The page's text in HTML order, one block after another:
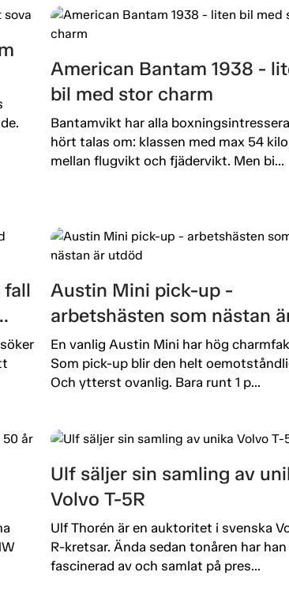
American Bantam 1938 -
bil med stor charm
Bantamvikt har alla
hört talas om: klassen med max 54
mellan flugvikt och fjädervikt. Men bi...
fall
Austin Mini pick-up -
arbetshästen som nästan
utdöd
En vanlig Austin Mini har hög
Som pick-up blir den helt
Och ytterst ovanlig. Bara runt 1 p...
Ulf säljer sin samling av
Volvo T-5R
Ulf Thorén är en auktoritet i svenska
R-kretsar. Ända sedan tonåren har
fascinerad av och samlat på pres...